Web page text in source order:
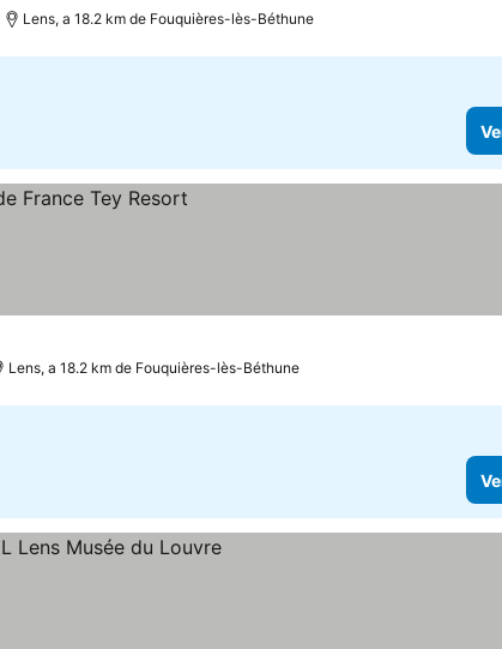
Lens, a 18.2 km de Fouquières-lès-Béthune
Lens, a 18.2 km de Fouquières-lès-Béthune